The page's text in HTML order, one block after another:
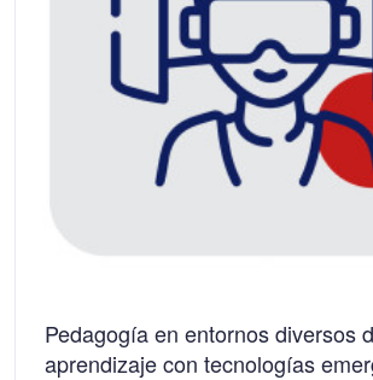
Pedagogía en entornos diversos
aprendizaje con tecnologías